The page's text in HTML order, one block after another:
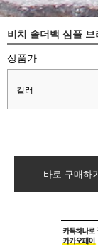
비치 솔더백 심플
상품가
컬러
바로 구매하